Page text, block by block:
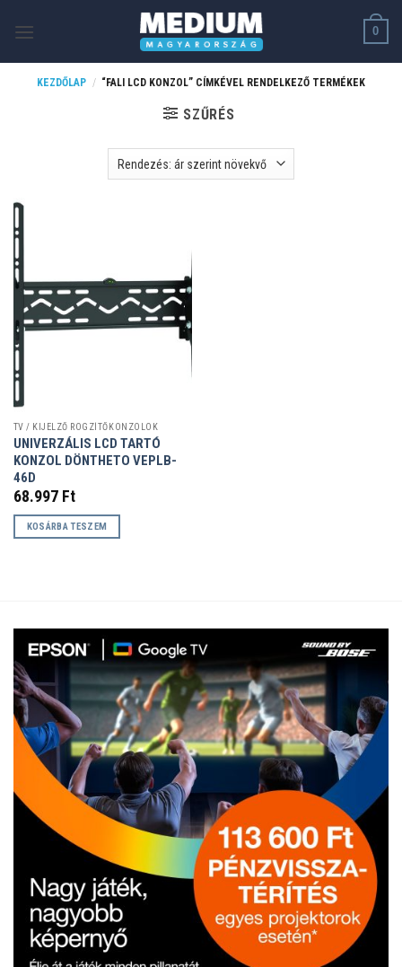
0
KEZDŐLAP / “FALI LCD KONZOL” CÍMKÉVEL RENDELKEZŐ TERMÉKEK
SZŰRÉS
TV / KIJELZŐ RÖGZÍTŐKONZOLOK
UNIVERZÁLIS LCD TARTÓ
KONZOL DÖNTHETO VEPLB-
46D
68.997 Ft
KOSÁRBA TESZEM